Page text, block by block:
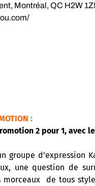
Montréal, QC H2W
:
2 pour 1, avec
groupe
une question de
morceaux de tous